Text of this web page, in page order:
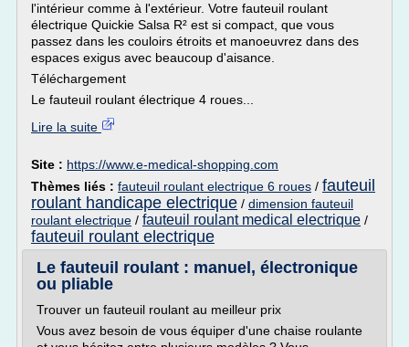
l'intérieur comme à l'extérieur. Votre fauteuil roulant
électrique Quickie Salsa R² est si compact, que vous
passez dans les couloirs étroits et manoeuvrez dans des
espaces exigus avec beaucoup d'aisance.
Téléchargement
Le fauteuil roulant électrique 4 roues...
Lire la suite
Site : https://www.e-medical-shopping.com
Thèmes liés : fauteuil roulant electrique 6 roues / fauteuil
roulant handicape electrique / dimension fauteuil
roulant electrique / fauteuil roulant medical electrique /
fauteuil roulant electrique
Le fauteuil roulant : manuel, électronique
ou pliable
Trouver un fauteuil roulant au meilleur prix
Vous avez besoin de vous équiper d'une chaise roulante